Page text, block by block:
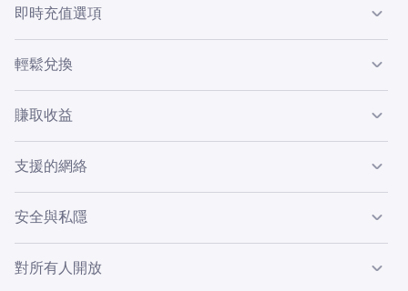
您的 Beholder Global Wallet 讓您能夠安全地持有、管理和
使用您的數位資產。一旦建立，您就可以在各種去中心化應
用程式（如 Uniswap 或 Aave）中使用此錢包，擴大您獲得
DeFi 機會的途徑。
即時充值選項
為您的 Beholder Global Wallet 充值既簡單又快速。選項包
括：
•
•
使用扣帳卡/信用卡以及 Apple 或 Google Pay 即時購買
加密貨幣。
• 從其他錢包或交易所接收加密貨幣。
輕鬆兌換
直接在 Beholder 內跨多個區塊鏈網絡兌換代幣，無需持有
Gas 代幣、手動簽名或批准鏈上交易。一切都在後台順暢管
理，確保提供類似於中心化交易所的用戶友好體驗。
賺取收益
將您的資產存入各種金庫，並立即開始賺取收益。
Beholder 還提供來自值得信賴的 DeFi 合作夥伴的精選收益
生成策略。
支援的網絡
Beholder 支援多個區塊鏈網絡，例如 Ethereum、Ink、
Base、Arbitrum、Optimism 和 Solana。您可以直接從主
頁輕鬆探索各種鏈上的熱門代幣、流行資產和創新的 DeFi
機會。
安全與私隱
Beholder 優先考慮您的安全和私隱：
對所有人開放